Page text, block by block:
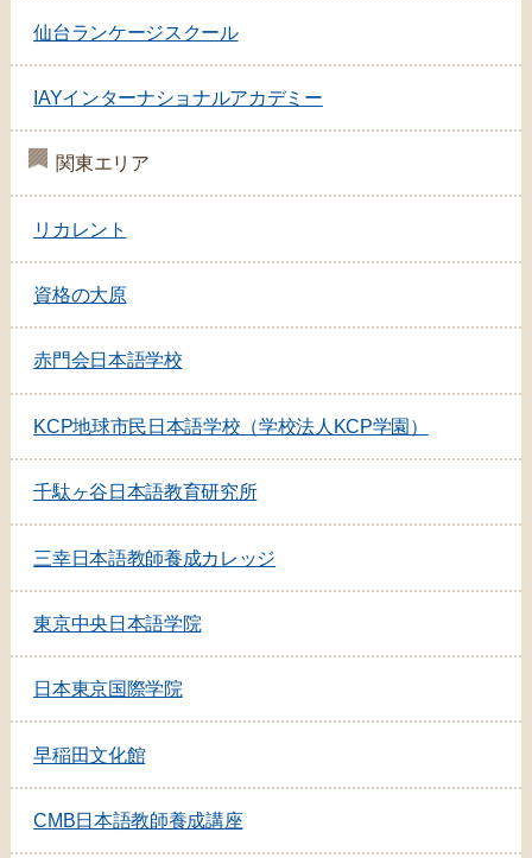
仙台ランケージスクール
IAYインターナショナルアカデミー
関東エリア
リカレント
資格の大原
赤門会日本語学校
KCP地球市民日本語学校（学校法人KCP学園）
千駄ヶ谷日本語教育研究所
三幸日本語教師養成カレッジ
東京中央日本語学院
日本東京国際学院
早稲田文化館
CMB日本語教師養成講座